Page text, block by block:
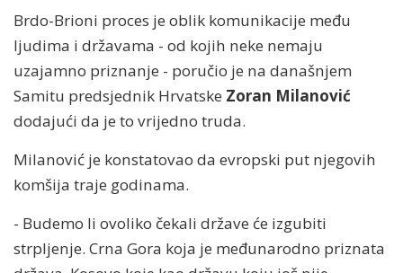
Brdo-Brioni proces je oblik komunikacije među
ljudima i državama - od kojih neke nemaju
uzajamno priznanje - poručio je na današnjem
Samitu predsjednik Hrvatske Zoran Milanović
dodajući da je to vrijedno truda.
Milanović je konstatovao da evropski put njegovih
komšija traje godinama.
- Budemo li ovoliko čekali države će izgubiti
strpljenje. Crna Gora koja je međunarodno priznata